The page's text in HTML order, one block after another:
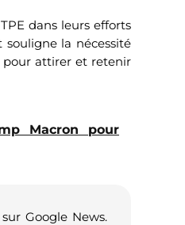
dans leurs efforts
la nécessité
pour attirer et retenir
Macron pour
Google News.